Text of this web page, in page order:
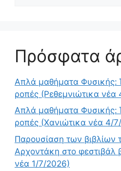
Πρόσφατα
Απλά μαθήματα Φυσικής:
ροπές (Ρεθεμνιώτικα
Απλά μαθήματα Φυσικής:
ροπές (Χανιώτικα νέα 4/
Παρουσίαση των βιβλίων
Αρχοντάκη στο φεστιβάλ
νέα 1/7/2026)